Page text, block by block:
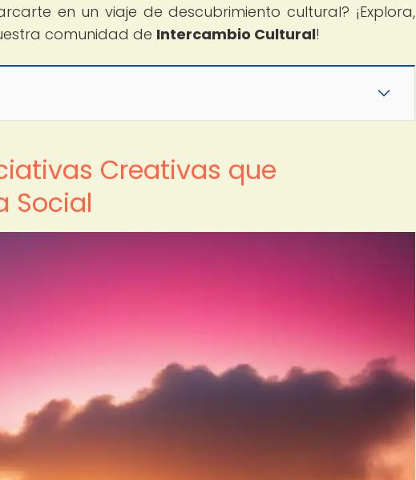
en un viaje de descubrimiento cultural? ¡Explora,
comunidad de Intercambio Cultural!
Creativas que
Social